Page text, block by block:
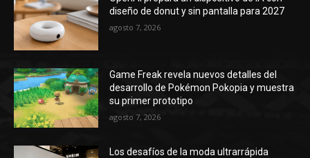
diseño de donut y sin pantalla para 2027
agosto 7, 2026
Game Freak revela nuevos detalles del
desarrollo de Pokémon Pokopia y muestra
su primer prototipo
agosto 7, 2026
Los desafíos de la moda ultrarrápida